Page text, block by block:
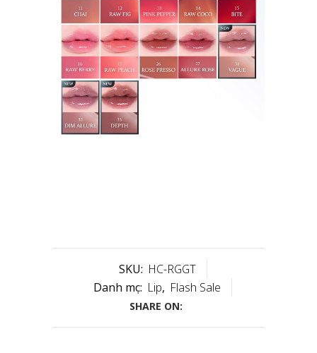
SKU: HC-RGGT
Danh mục: Lip, Flash Sale
SHARE ON: